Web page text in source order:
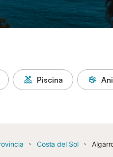
Piscina
Costa del Sol